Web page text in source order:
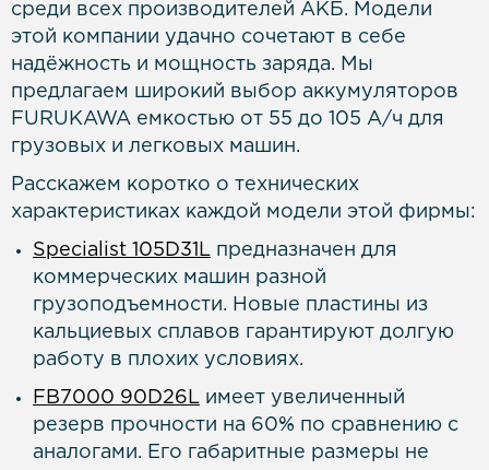
среди всех производителей АКБ. Модели
этой компании удачно сочетают в себе
надёжность и мощность заряда. Мы
предлагаем широкий выбор аккумуляторов
FURUKAWA емкостью от 55 до 105 А/ч для
грузовых и легковых машин.
Расскажем коротко о технических
характеристиках каждой модели этой фирмы:
Specialist 105D31L предназначен для
коммерческих машин разной
грузоподъемности. Новые пластины из
кальциевых сплавов гарантируют долгую
работу в плохих условиях.
FB7000 90D26L имеет увеличенный
резерв прочности на 60% по сравнению с
аналогами. Его габаритные размеры не